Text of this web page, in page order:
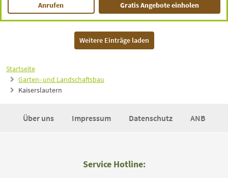
Startseite
Garten- und Landschaftsbau
Kaiserslautern
Anrufen Gratis Angebote einholen
Weitere Einträge laden
Über uns Impressum Datenschutz ANB
Service Hotline: